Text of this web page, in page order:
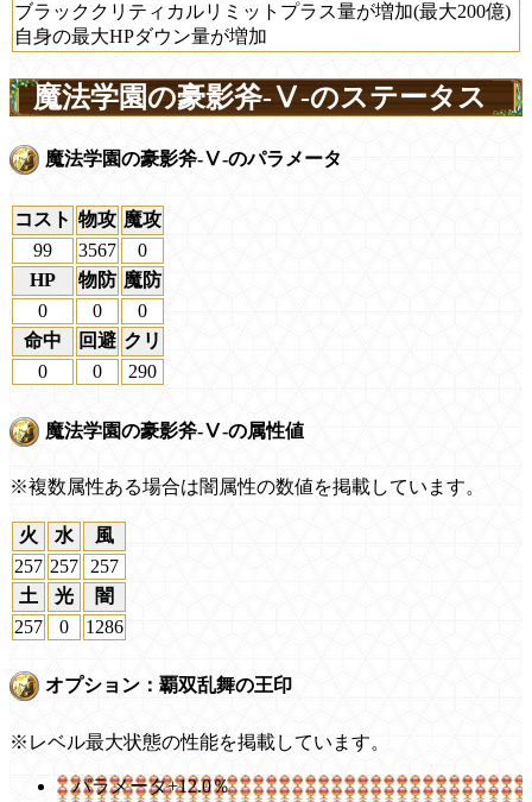
ブラッククリティカルリミットプラス量が増加(最大200億)
自身の最大HPダウン量が増加
魔法学園の豪影斧-Ⅴ-のステータス
魔法学園の豪影斧-Ⅴ-のパラメータ
コスト 物攻 魔攻
99
3567
0
HP
物防 魔防
0
0
0
命中
回避 クリ
0
0 290
魔法学園の豪影斧-Ⅴ-の属性値
※複数属性ある場合は闇属性の数値を掲載しています。
火 水
風
257 257
257
土
光
闇
257
0 1286
オプション：覇双乱舞の王印
※レベル最大状態の性能を掲載しています。
パラメータ+12.0％